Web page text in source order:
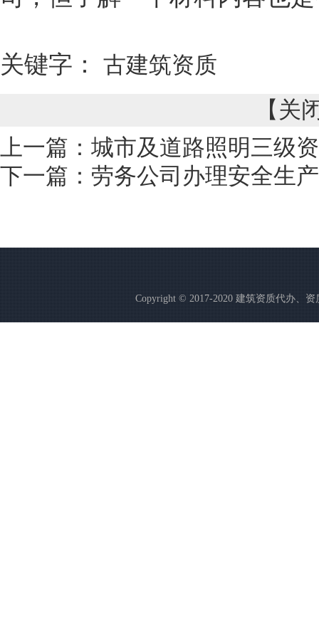
关键字： 古建筑资质
【 关
上一篇： 城市及道路照明三级
下一篇： 劳务公司办理安全生
Copyright © 2017-2020 建筑资质代办、